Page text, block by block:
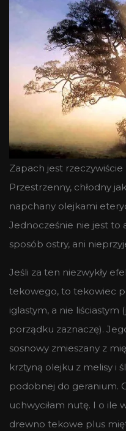
Zapach jest
Przestrzenny, chłodny
napchany olejkami
Jednocześnie nie jest to
sposób ostry, ani
Jeśli za ten niezwykły
tekowego, to tekowiec
iglastym, a nie liściastym
porządku zaznaczę).
sosnowy zmieszany z
krztyną olejku z melisy i
podobnej do geranium.
uchwyciłam nutę. I o ile
drewno tekowe plus